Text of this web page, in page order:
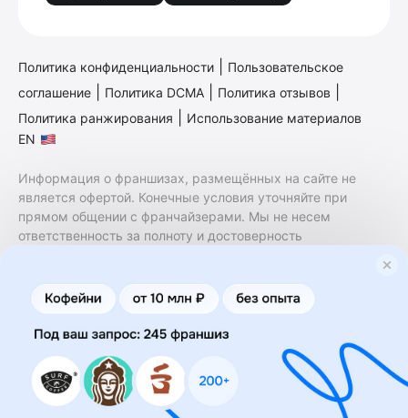
Политика конфиденциальности
Пользовательское
соглашение
Политика DCMA Политика отзывов
Политика ранжирования
Использование материалов
EN
Информация о франшизах, размещённых на сайте не
является офертой. Конечные условия уточняйте при
прямом общении с франчайзерами. Мы не несем
ответственность за полноту и достоверность
финансовые услуги. Заключение договоров
коммерческой концессии (франчайзинга) осуществляется
правообладателями/их представителями. Бизнесменс.ру
не является посредником или представителем
правообладателя и не несет ответственность за условия
предоставления франшизы и действия лиц,
осуществленные на основании информации, имеющейся